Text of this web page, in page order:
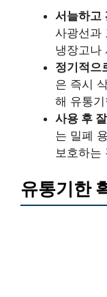
서늘하고
사광선과
냉장고나
정기적으
은 즉시
해 유통
사용 후
는 밀폐
보호하는
유통기한